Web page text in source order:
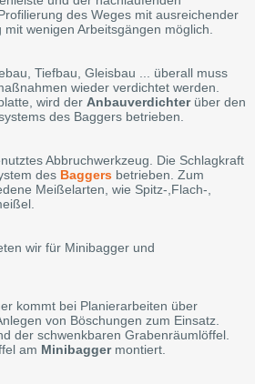
des Weges mit ausreichender
wenigen Arbeitsgängen möglich.
Tiefbau, Gleisbau ... überall muss
wieder verdichtet werden.
wird der Anbauverdichterüber den
des Baggers betrieben.
Abbruchwerkzeug. Die Schlagkraft
des Baggersbetrieben. Zum
Meißelarten, wie Spitz-,Flach-,
wir für Minibagger und
kommt bei Planierarbeiten über
von Böschungen zum Einsatz.
der schwenkbaren Grabenräumlöffel.
am Minibaggermontiert.